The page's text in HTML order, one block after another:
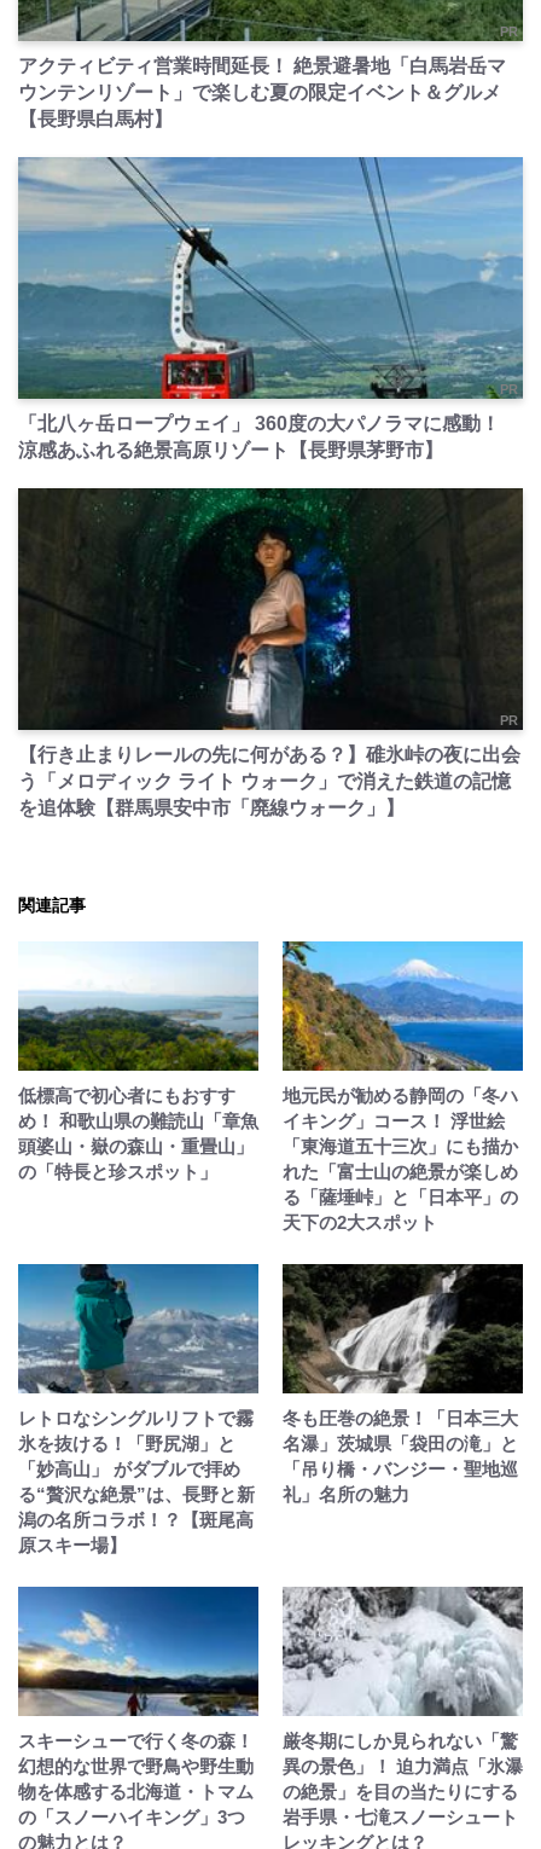
PR
アクティビティ営業時間延長！ 絶景避暑地「白馬岩岳マ
ウンテンリゾート」で楽しむ夏の限定イベント＆グルメ
【長野県白馬村】
PR
「北八ヶ岳ロープウェイ」 360度の大パノラマに感動！
涼感あふれる絶景高原リゾート【長野県茅野市】
PR
【行き止まりレールの先に何がある？】碓氷峠の夜に出会
う「メロディック ライト ウォーク」で消えた鉄道の記憶
を追体験【群馬県安中市「廃線ウォーク」】
関連記事
低標高で初心者にもおすす
め！ 和歌山県の難読山「章魚
頭婆山・嶽の森山・重畳山」
の「特長と珍スポット」
地元民が勧める静岡の「冬ハ
イキング」コース！ 浮世絵
「東海道五十三次」にも描か
れた「富士山の絶景が楽しめ
る「薩埵峠」と「日本平」の
天下の2大スポット
レトロなシングルリフトで霧
氷を抜ける！「野尻湖」と
「妙高山」 がダブルで拝め
る“贅沢な絶景”は、長野と新
潟の名所コラボ！？【斑尾高
原スキー場】
冬も圧巻の絶景！「日本三大
名瀑」茨城県「袋田の滝」と
「吊り橋・バンジー・聖地巡
礼」名所の魅力
スキーシューで行く冬の森！
幻想的な世界で野鳥や野生動
物を体感する北海道・トマム
の「スノーハイキング」3つ
の魅力とは？
厳冬期にしか見られない「驚
異の景色」！ 迫力満点「氷瀑
の絶景」を目の当たりにする
岩手県・七滝スノーシュート
レッキングとは？